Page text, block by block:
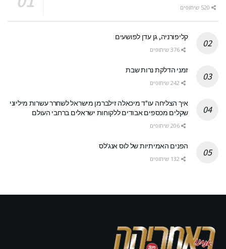
קליפורניה, גן עדן לפושעים
זמני הדלקת נרות שבת
איך הצליחה עו"ד מיכאלה זילברמן מישראל לשחרר עשרות מיליוני
שקלים מכספים אבודים ללקוחות ישראלים ברחבי העולם
הפנים האמיתיות של לוס אנג'לס